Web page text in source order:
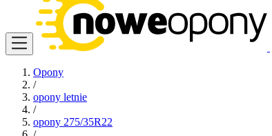
Opony
/
opony letnie
/
opony 275/35R22